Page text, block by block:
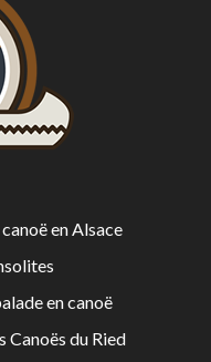
en Alsace
en canoë
Canoës du Ried